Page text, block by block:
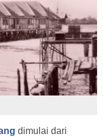
dimulai dari